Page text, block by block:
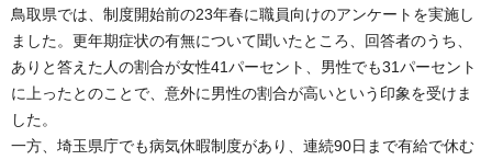
鳥取県では、制度開始前の23年春に職員向けのアンケートを実施し
ました。更年期症状の有無について聞いたところ、回答者のうち、
ありと答えた人の割合が女性41パーセント、男性でも31パーセント
に上ったとのことで、意外に男性の割合が高いという印象を受けま
した。
一方、埼玉県庁でも病気休暇制度があり、連続90日まで有給で休む